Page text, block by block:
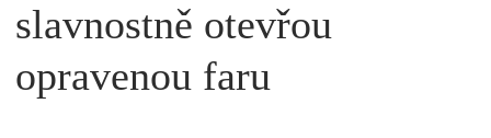
slavnostně otevřou
opravenou faru